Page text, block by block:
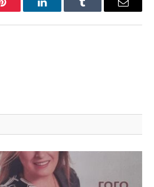
Pinterest LinkedInTumblr Email